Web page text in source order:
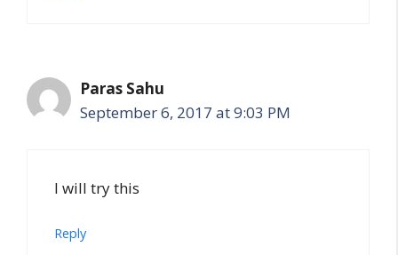
Paras Sahu
September 6, 2017 at 9:03 PM
I will try this
Reply